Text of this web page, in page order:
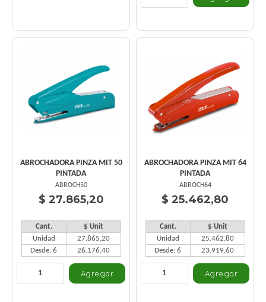
ABROCHADORA PINZA MIT 50
PINTADA
ABROCH50
$ 27.865,20
Cant.
$ Unit
Unidad
27.865,20
Desde: 6
26.176,40
ABROCHADORA PINZA MIT 64
PINTADA
ABROCH64
$ 25.462,80
Cant.
$ Unit
Unidad
25.462,80
Desde: 6
23.919,60